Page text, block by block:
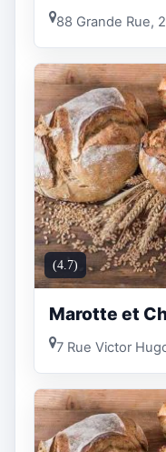
88 Grande Rue,
(4.7)
Marotte et
7 Rue Victor